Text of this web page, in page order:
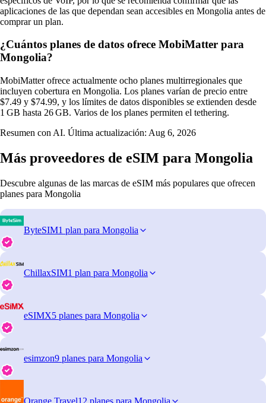
aplicaciones de las que dependan sean accesibles en Mongolia antes de
comprar un plan.
¿Cuántos planes de datos ofrece MobiMatter para
Mongolia?
MobiMatter ofrece actualmente ocho planes multirregionales que
incluyen cobertura en Mongolia. Los planes varían de precio entre
$7.49 y $74.99, y los límites de datos disponibles se extienden desde
1 GB hasta 26 GB. Varios de los planes permiten el tethering.
Resumen con AI. Última actualización: Aug 6, 2026
Más proveedores de eSIM para Mongolia
Descubre algunas de las marcas de eSIM más populares que ofrecen
planes para Mongolia
ByteSIM1 plan para Mongolia
ChillaxSIM1 plan para Mongolia
eSIMX5 planes para Mongolia
esimzon9 planes para Mongolia
Orange Travel12 planes para Mongolia